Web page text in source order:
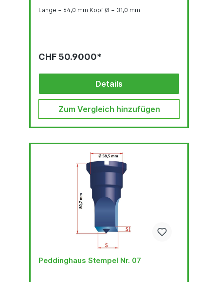
Länge = 64,0 mm Kopf Ø = 31,0 mm
CHF 50.9000*
Details
Zum Vergleich hinzufügen
Peddinghaus Stempel Nr. 07